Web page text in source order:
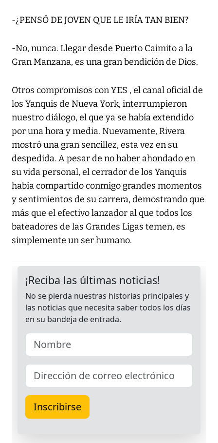
-¿PENSÓ DE JOVEN QUE LE IRÍA TAN BIEN?
-No, nunca. Llegar desde Puerto Caimito a la
Gran Manzana, es una gran bendición de Dios.
Otros compromisos con YES , el canal oficial de
los Yanquis de Nueva York, interrumpieron
nuestro diálogo, el que ya se había extendido
por una hora y media. Nuevamente, Rivera
mostró una gran sencillez, esta vez en su
despedida. A pesar de no haber ahondado en
su vida personal, el cerrador de los Yanquis
había compartido conmigo grandes momentos
y sentimientos de su carrera, demostrando que
más que el efectivo lanzador al que todos los
bateadores de las Grandes Ligas temen, es
simplemente un ser humano.